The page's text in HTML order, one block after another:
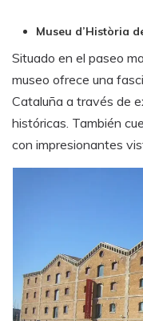
Museu d’Història
Situado en el paseo
museo ofrece una
Cataluña a través de
históricas. También
con impresionantes